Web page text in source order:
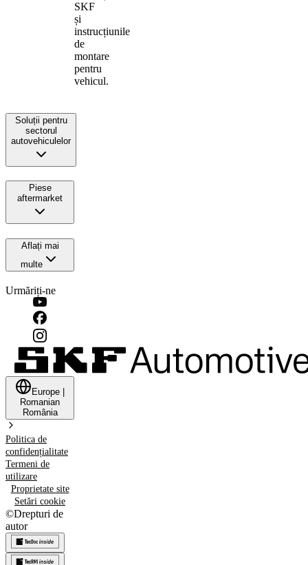
SKF
și
instrucțiunile
de
montare
pentru
vehicul.
Soluții pentru
sectorul
autovehiculelor
Piese
aftermarket
Aflați mai
multe
Urmăriți-ne
Europe
Romanian
România
Politica de
confidențialitate
Termeni de
utilizare
Proprietate site
Setări cookie
©Drepturi de
autor